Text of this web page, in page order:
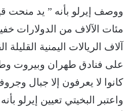
ووصف إيرلو بأنه ” يد منحت
مئات الآلاف من الدولارات
آلاف الريالات اليمنية
على فنادق طهران وبيروت
كانوا لا يعرفون إلا جبال
واعتبر البخيتي تعيين إيرلو